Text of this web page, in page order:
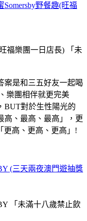
Somersby野餐趣(旺福
福樂團一日店長) 「未
案是和三五好友一起喝
樂團相伴就更完美
BUT對於生性陽光的
高、最高、最高」，更
更高、更高、更高」!
(三天兩夜澳門遊抽獎
「未滿十八歲禁止飲